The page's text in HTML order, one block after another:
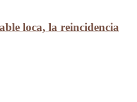
loca, la reincidencia